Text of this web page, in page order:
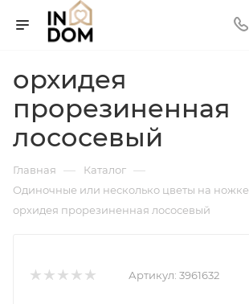
орхидея
прорезиненная
лососевый
Главная — Каталог —
Одиночные или несколько цветы на ножке
орхидея прорезиненная лососевый
Артикул: 3961632